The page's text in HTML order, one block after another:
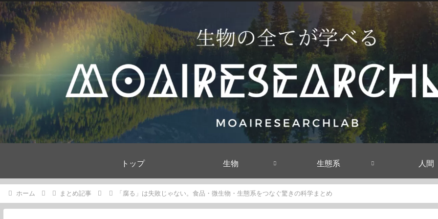
トップ 生物 生態系 人間
ホーム まとめ記事 「腐る」は失敗じゃない。食品・微生物・生態系をつなぐ驚きの科学まとめ